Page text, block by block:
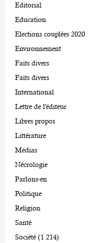
Editorial
Education
Elections couplées 2020
Environnement
Faits divers
Faits divers
International
Lettre de l'éditeur
Libres propos
Littérature
Médias
Nécrologie
Parlons-en
Politique
Religion
Santé
Société (1 214)